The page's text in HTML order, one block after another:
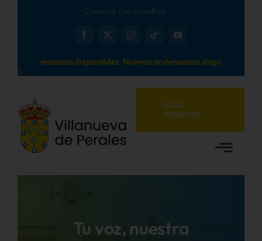
Conecta con nosotros
ordenanzas disponibles Nuevas ordenanzas disponibles
PAGO
TRIBUTOS
AyuntamientoTu voz, nuestra